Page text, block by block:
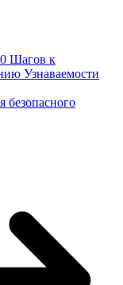
Шагов к
Узнаваемости
безопасного